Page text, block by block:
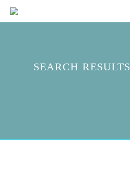
SEARCH RESULTS